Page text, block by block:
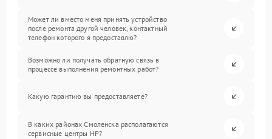
Может ли вместо меня принять устройство
после ремонта другой человек, контактный
телефон которого я предоставлю?
Возможно ли получать обратную связь в
процессе выполнения ремонтных работ?
Какую гарантию вы предоставляете?
В каких районах Смоленска располагаются
сервисные центры HP?